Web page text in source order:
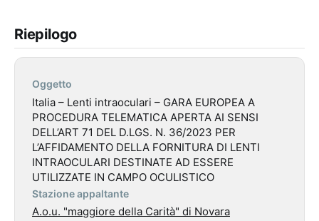
Riepilogo
Oggetto
Italia – Lenti intraoculari – GARA EUROPEA A
PROCEDURA TELEMATICA APERTA AI SENSI
DELL’ART 71 DEL D.LGS. N. 36/2023 PER
L’AFFIDAMENTO DELLA FORNITURA DI LENTI
INTRAOCULARI DESTINATE AD ESSERE
UTILIZZATE IN CAMPO OCULISTICO
Stazione appaltante
A.o.u. "maggiore della Carità" di Novara